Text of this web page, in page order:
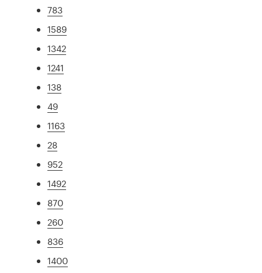
783
1589
1342
1241
138
49
1163
28
952
1492
870
260
836
1400